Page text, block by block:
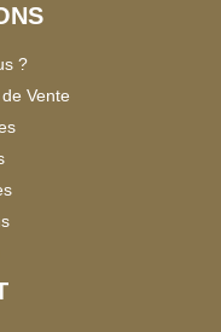
?
Vente